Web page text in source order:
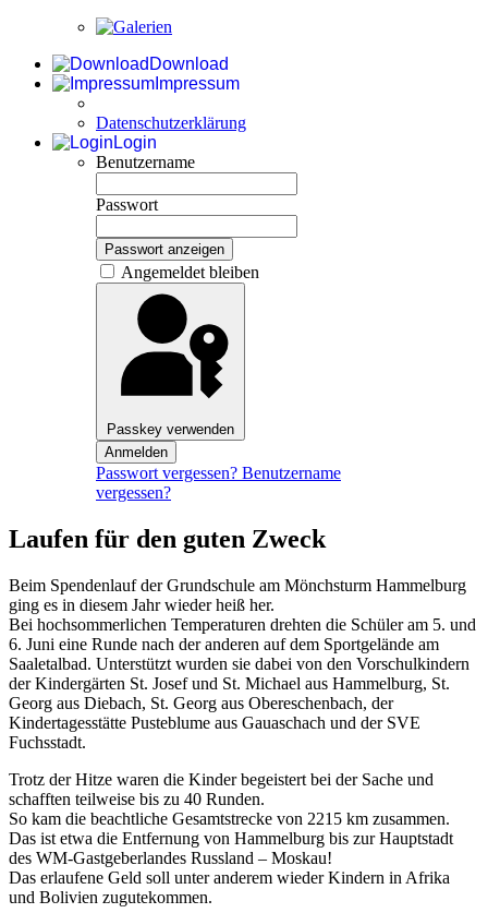
Download
Impressum
Datenschutzerklärung
Login
Benutzername
Passwort
Passwort anzeigen
Angemeldet bleiben
Passkey verwenden
Anmelden
Passwort vergessen? Benutzername
vergessen?
Laufen für den guten Zweck
Beim Spendenlauf der Grundschule am Mönchsturm Hammelburg
ging es in diesem Jahr wieder heiß her.
Bei hochsommerlichen Temperaturen drehten die Schüler am 5. und
6. Juni eine Runde nach der anderen auf dem Sportgelände am
Saaletalbad. Unterstützt wurden sie dabei von den Vorschulkindern
der Kindergärten St. Josef und St. Michael aus Hammelburg, St.
Georg aus Diebach, St. Georg aus Obereschenbach, der
Kindertagesstätte Pusteblume aus Gauaschach und der SVE
Fuchsstadt.
Trotz der Hitze waren die Kinder begeistert bei der Sache und
schafften teilweise bis zu 40 Runden.
So kam die beachtliche Gesamtstrecke von 2215 km zusammen.
Das ist etwa die Entfernung von Hammelburg bis zur Hauptstadt
des WM-Gastgeberlandes Russland – Moskau!
Das erlaufene Geld soll unter anderem wieder Kindern in Afrika
und Bolivien zugutekommen.